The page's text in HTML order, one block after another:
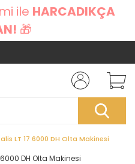
ile HARCADIKÇA
🎁
LT 17 6000 DH Olta Makinesi